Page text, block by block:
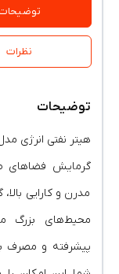
نظرات
توضیحات
گرمایش فضاهای
مدرن و کارایی
محیط‌های بزرگ